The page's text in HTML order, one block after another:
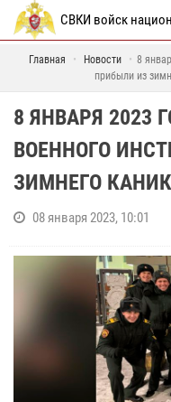
СВКИ войск
Главная Новости
8
прибыли из
8 ЯНВАРЯ 2023
ВОЕННОГО
ЗИМНЕГО
08 января 2023, 10:01